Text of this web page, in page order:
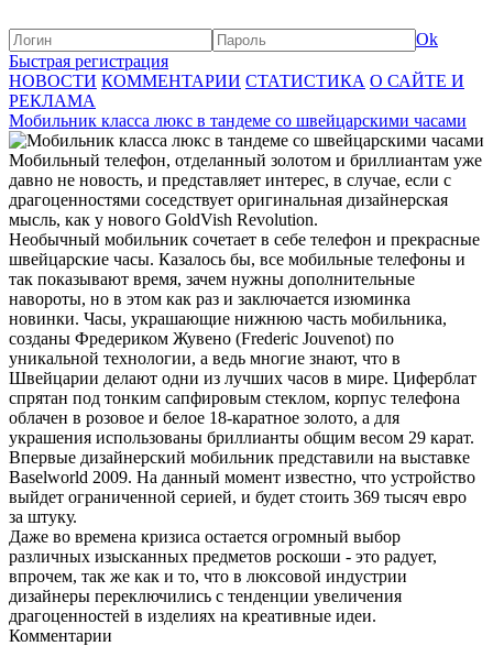
Ok
Быстрая регистрация
НОВОСТИ КОММЕНТАРИИ СТАТИСТИКА О САЙТЕ И
РЕКЛАМА
Мобильник класса люкс в тандеме со швейцарскими часами
Мобильный телефон, отделанный золотом и бриллиантам уже
давно не новость, и представляет интерес, в случае, если с
драгоценностями соседствует оригинальная дизайнерская
мысль, как у нового GoldVish Revolution.
Необычный мобильник сочетает в себе телефон и прекрасные
швейцарские часы. Казалось бы, все мобильные телефоны и
так показывают время, зачем нужны дополнительные
навороты, но в этом как раз и заключается изюминка
новинки. Часы, украшающие нижнюю часть мобильника,
созданы Фредериком Жувено (Frederic Jouvenot) по
уникальной технологии, а ведь многие знают, что в
Швейцарии делают одни из лучших часов в мире. Циферблат
спрятан под тонким сапфировым стеклом, корпус телефона
облачен в розовое и белое 18-каратное золото, а для
украшения использованы бриллианты общим весом 29 карат.
Впервые дизайнерский мобильник представили на выставке
Baselworld 2009. На данный момент известно, что устройство
выйдет ограниченной серией, и будет стоить 369 тысяч евро
за штуку.
Даже во времена кризиса остается огромный выбор
различных изысканных предметов роскоши - это радует,
впрочем, так же как и то, что в люксовой индустрии
дизайнеры переключились с тенденции увеличения
драгоценностей в изделиях на креативные идеи.
Комментарии